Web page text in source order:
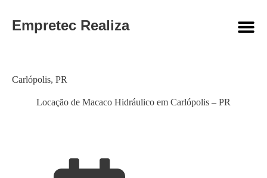
Empretec Realiza
Locação de Macaco Hidráulico em Carlópolis – PR
Category
Carlópolis, PR